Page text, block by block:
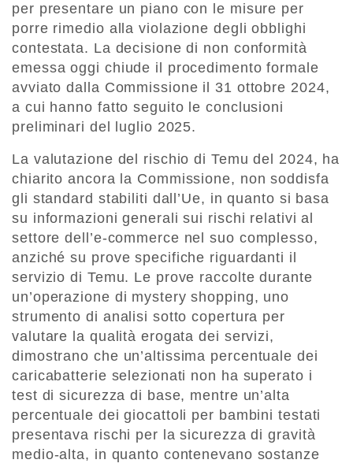
per presentare un piano con le misure per
porre rimedio alla violazione degli obblighi
contestata. La decisione di non conformità
emessa oggi chiude il procedimento formale
avviato dalla Commissione il 31 ottobre 2024,
a cui hanno fatto seguito le conclusioni
preliminari del luglio 2025.
La valutazione del rischio di Temu del 2024, ha
chiarito ancora la Commissione, non soddisfa
gli standard stabiliti dall’Ue, in quanto si basa
su informazioni generali sui rischi relativi al
settore dell’e-commerce nel suo complesso,
anziché su prove specifiche riguardanti il
servizio di Temu. Le prove raccolte durante
un’operazione di mystery shopping, uno
strumento di analisi sotto copertura per
valutare la qualità erogata dei servizi,
dimostrano che un’altissima percentuale dei
caricabatterie selezionati non ha superato i
test di sicurezza di base, mentre un’alta
percentuale dei giocattoli per bambini testati
presentava rischi per la sicurezza di gravità
medio-alta, in quanto contenevano sostanze